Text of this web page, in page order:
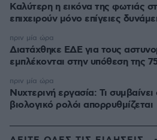
Καλύτερη η εικόνα της φωτιάς
επιχειρούν μόνο επίγειες
Διατάχθηκε ΕΔΕ για τους
εμπλέκονται στην υπόθεση της
πριν μία ώρα
Νυχτερινή εργασία: Τι
βιολογικό ρολόι απορρυθμίζεται
πριν μία ώρα